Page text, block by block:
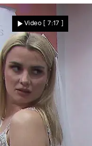
Video [ 7:17 ]